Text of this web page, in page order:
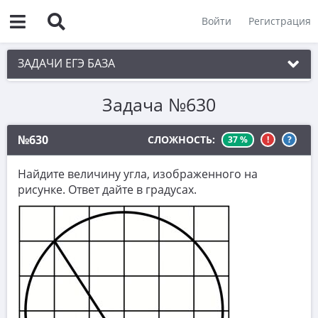
Войти Регистрация
ЗАДАЧИ ЕГЭ БАЗА
1. Простейшие текстовые задачи
2. Величины и значения
3. Графики, диаграммы, таблицы
4. Вычисления по формуле
5. Теория вероятностей
6. Выбор подходящих вариантов
7. Функции и производные
8. Выбор утверждений
9. Фигуры на квадратной решетке.
Задача №630
№630 СЛОЖНОСТЬ: 37 % ! ?
Найдите величину угла, изображенного на
рисунке. Ответ дайте в градусах.